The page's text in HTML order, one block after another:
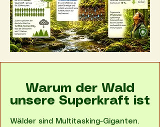
Warum der Wald
unsere Superkraft ist
Wälder sind Multitasking-Giganten.